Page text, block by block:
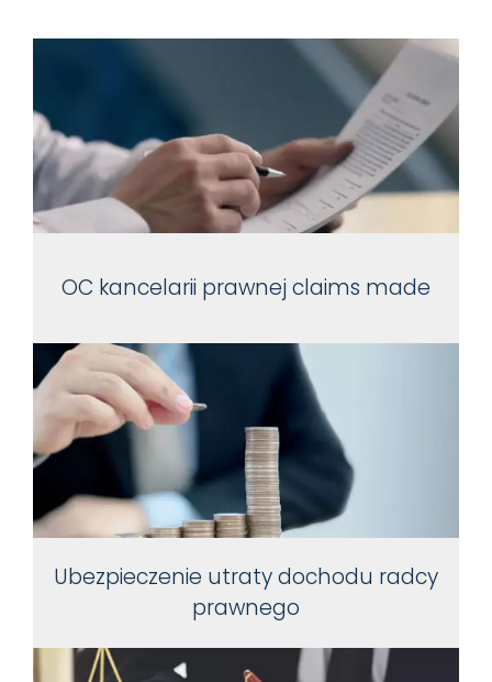
OC kancelarii prawnej claims made
Ubezpieczenie utraty dochodu radcy
prawnego